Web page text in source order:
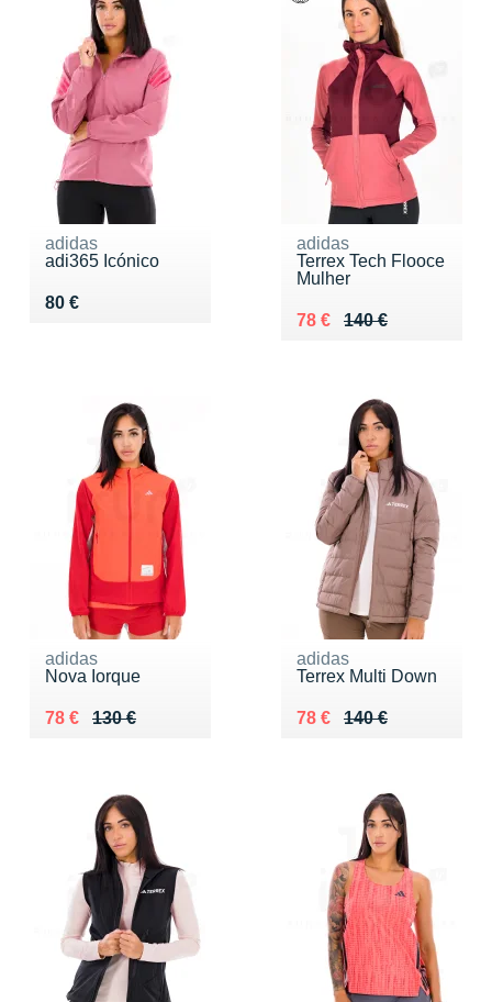
adidas
adi365 Icónico
80 €
Vendu 80 €
adidas
Terrex Tech Flooce
Mulher
140 €
Au lieu de 140 €
78 €
Vendu 78 €
adidas
Nova Iorque
130 €
Au lieu de 130 €
78 €
Vendu 78 €
adidas
Terrex Multi Down
140 €
Au lieu de 140 €
78 €
Vendu 78 €